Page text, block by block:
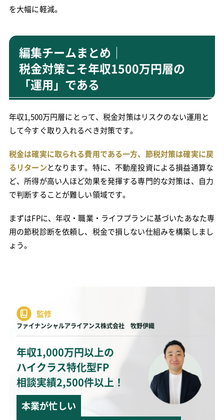
を大幅に軽減。
編集チームまとめ｜
税金対策こそ年収1500万円層の
「運用」である
年収1,500万円層にとって、税金対策はリスクのない運用と
して今すぐ取り入れるべき対策です。
税金は確実に取られる費用である一方、節税対策は確実に戻
るリターンとなります。特に、不動産投資による損益通算な
ど、所得が高い人ほど効果を発揮する専門的な対策は、自力
で判断することが難しい領域です。
まずはFPに、年収・職業・ライフプランに基づいたあなた専
用の節税診断を依頼し、税金で損しない仕組みを構築しまし
ょう。
監修
ファイナンシャルアライアンス株式会社 牧野伊織
年収1,000万円以上の
ハイクラス特化型FP
相談実績2,500件以上！
本業が忙しい